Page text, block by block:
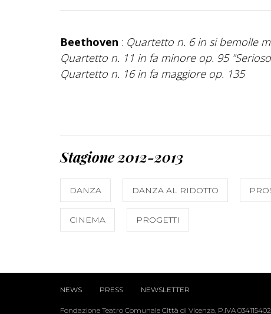
Beethoven : Quartetto n. 6 in si bemolle
Quartetto n. 11 in fa minore op. 95
Quartetto n. 16 in fa maggiore op. 135
Stagione 2012-2013
DANZA DANZA AL RIDOTTO
CINEMA PROGETTI
NEWS PRESS NEWSLETTER
Fondazione Teatro Comunale Città di Vicenza, P.IVA